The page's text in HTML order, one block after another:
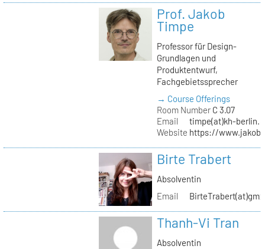
Prof. Jakob
Timpe
Professor für Design-
Grundlagen und
Produktentwurf,
Fachgebietssprecher
→ Course Offerings
Room NumberC 3.07
Email
timpe(at)kh-
Website https://
Birte Trabert
Absolventin
Email
Thanh-Vi Tran
Absolventin